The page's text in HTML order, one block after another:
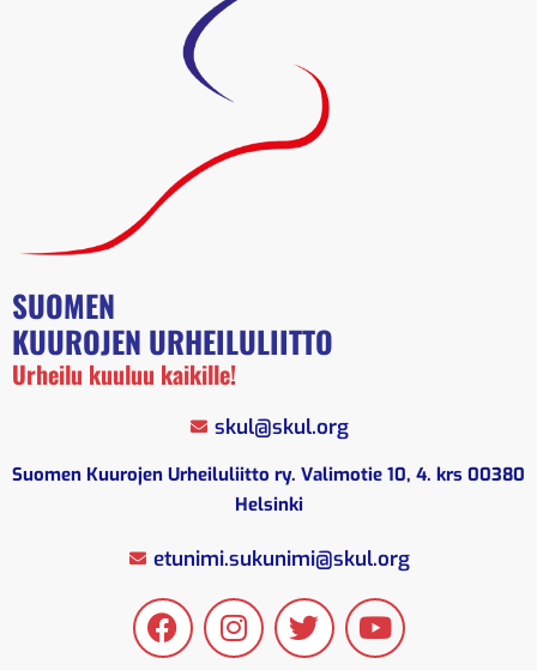
SUOMEN
KUUROJEN URHEILULIITTO
Urheilu kuuluu kaikille!
skul@skul.org
Suomen Kuurojen Urheiluliitto ry. Valimotie 10, 4. krs 00380
Helsinki
etunimi.sukunimi@skul.org